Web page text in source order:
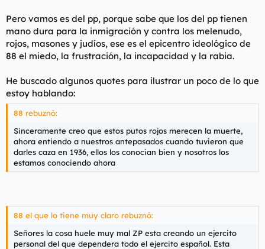
Pero vamos es del pp, porque sabe que los del pp tienen
mano dura para la inmigración y contra los melenudo,
rojos, masones y judíos, ese es el epicentro ideológico de
88 el miedo, la frustración, la incapacidad y la rabia.
He buscado algunos quotes para ilustrar un poco de lo que
estoy hablando:
88 rebuznó:
Sinceramente creo que estos putos rojos merecen la muerte,
ahora entiendo a nuestros antepasados cuando tuvieron que
darles caza en 1936, ellos los conocian bien y nosotros los
estamos conociendo ahora
88 el que lo tiene muy claro rebuznó:
Señores la cosa huele muy mal ZP esta creando un ejercito
personal del que dependera todo el ejercito español. Esta